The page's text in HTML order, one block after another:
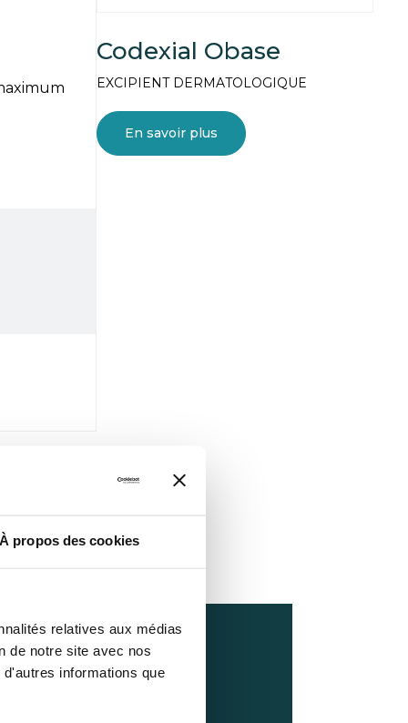
À propos des cookies
relatives aux médias
de notre site avec nos
informations que
Codexial Obase
EXCIPIENT DERMATOLOGIQUE
En savoir plus
mobile